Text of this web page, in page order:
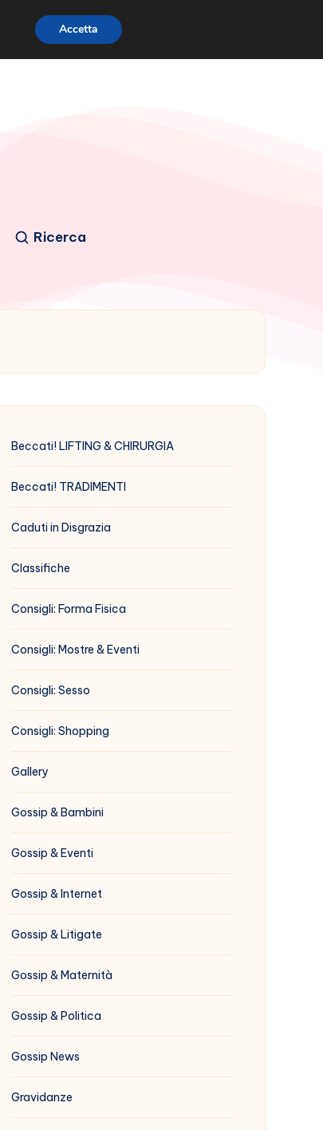
Ricerca
Beccati! LIFTING & CHIRURGIA
Beccati! TRADIMENTI
Caduti in Disgrazia
Classifiche
Consigli: Forma Fisica
Consigli: Mostre & Eventi
Consigli: Sesso
Consigli: Shopping
Gallery
Gossip & Bambini
Gossip & Eventi
Gossip & Internet
Gossip & Litigate
Gossip & Maternità
Gossip & Politica
Gossip News
Gravidanze
Accetta